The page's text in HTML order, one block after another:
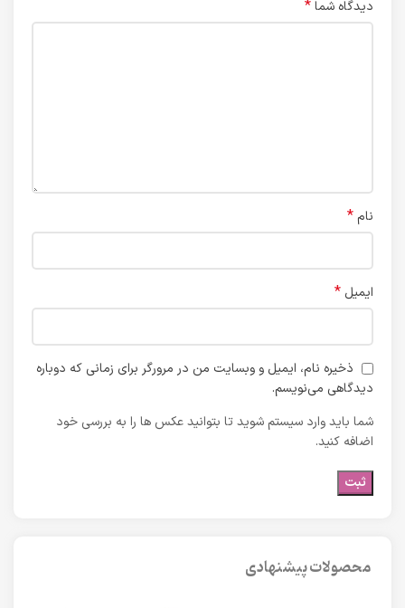
دیدگاه شما*
نام *
ایمیل *
ذخیره نام، ایمیل و وبسایت من در مرورگر برای زمانی که دوباره
دیدگاهی می‌نویسم.
شما باید وارد سیستم شوید تا بتوانید عکس ها را به بررسی خود
اضافه کنید.
محصولات پیشنهادی